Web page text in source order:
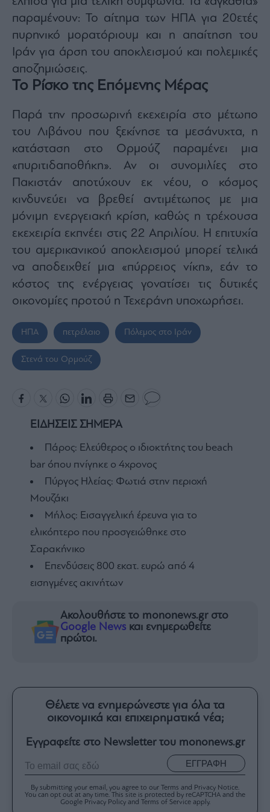
παραμένουν: Το αίτημα των ΗΠΑ για 20ετές
πυρηνικό μορατόριουμ και η απαίτηση του
Ιράν για άρση του αποκλεισμού και πολεμικές
αποζημιώσεις.
Το Ρίσκο της Επόμενης Μέρας
Παρά την προσωρινή εκεχειρία στο μέτωπο
του Λιβάνου που ξεκίνησε τα μεσάνυχτα, η
κατάσταση στο Ορμούζ παραμένει μια
«πυριτιδαποθήκη». Αν οι συνομιλίες στο
Πακιστάν αποτύχουν εκ νέου, ο κόσμος
κινδυνεύει να βρεθεί αντιμέτωπος με μια
μόνιμη ενεργειακή κρίση, καθώς η τρέχουσα
εκεχειρία εκπνέει στις 22 Απριλίου. Η επιτυχία
του αμερικανικού αποκλεισμού μπορεί τελικά
να αποδειχθεί μια «πύρρειος νίκη», εάν το
κόστος της ενέργειας γονατίσει τις δυτικές
οικονομίες προτού η Τεχεράνη υποχωρήσει.
ΗΠΑ πετρέλαιο Πόλεμος στο Ιράν
Στενά του Ορμούζ
ΕΙΔΗΣΕΙΣ ΣΗΜΕΡΑ
Πάρος: Ελεύθερος ο ιδιοκτήτης του beach
bar όπου πνίγηκε ο 4χρονος
Πύργος Ηλείας: Φωτιά στην περιοχή
Μουζάκι
Μήλος: Εισαγγελική έρευνα για το
ελικόπτερο που προσγειώθηκε στο
Σαρακήνικο
Επενδύσεις 800 εκατ. ευρώ από 4
εισηγμένες ακινήτων
Ακολουθήστε το mononews.gr στο
Google News και ενημερωθείτε
πρώτοι.
Θέλετε να ενημερώνεστε για όλα τα
οικονομικά και επιχειρηματικά νέα;
Εγγραφείτε στο Newsletter του mononews.gr
ΕΓΓΡΑΦΗ
By submitting your email, you agree to our Terms and Privacy Notice.
You can opt out at any time. This site is protected by reCAPTCHA and the
Google Privacy Policy and Terms of Service apply.